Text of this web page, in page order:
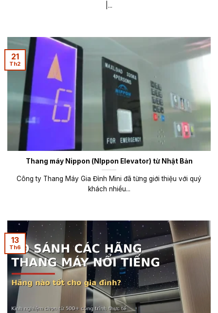
|...
Thang máy Nippon (NIppon Elevator) từ Nhật Bản
Công ty Thang Máy Gia Đình Mini đã từng giới thiệu với quý
khách nhiều...
21
Th2
13
Th6